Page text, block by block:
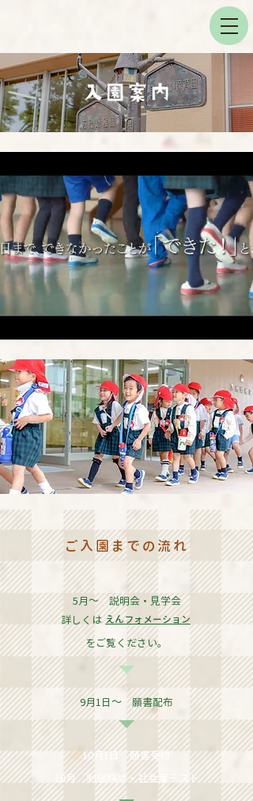
ご入園までの流れ
5月～ 説明会・見学会
詳しくは えんフォメーション
​をご覧ください。
9月1日～ 願書配布
​10月1日 願書受付
​10月 制服採寸・社会度テスト